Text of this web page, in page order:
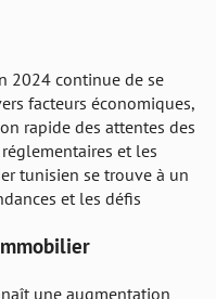
2024 continue de se
facteurs économiques,
rapide des attentes des
et les
tunisien se trouve à un
et les défis
une augmentation